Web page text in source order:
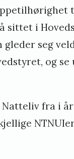
sittet i
gleder seg
og
fra i